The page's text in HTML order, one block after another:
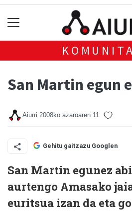
San Martin egun
Aiurri 2008ko azaroaren 11
Gehitu gaitzazu Googlen
San Martin egunez
aurtengo Amasako
euritsua izan da eta